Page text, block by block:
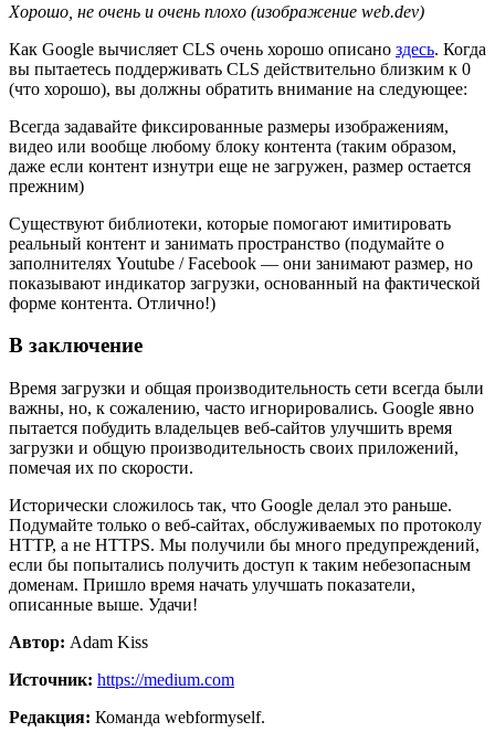
Хорошо, не очень и очень плохо (изображение web.dev)
Как Google вычисляет CLS очень хорошо описано здесь. Когда
вы пытаетесь поддерживать CLS действительно близким к 0
(что хорошо), вы должны обратить внимание на следующее:
Всегда задавайте фиксированные размеры изображениям,
видео или вообще любому блоку контента (таким образом,
даже если контент изнутри еще не загружен, размер остается
прежним)
Существуют библиотеки, которые помогают имитировать
реальный контент и занимать пространство (подумайте о
заполнителях Youtube / Facebook — они занимают размер, но
показывают индикатор загрузки, основанный на фактической
форме контента. Отлично!)
В заключение
Время загрузки и общая производительность сети всегда были
важны, но, к сожалению, часто игнорировались. Google явно
пытается побудить владельцев веб-сайтов улучшить время
загрузки и общую производительность своих приложений,
помечая их по скорости.
Исторически сложилось так, что Google делал это раньше.
Подумайте только о веб-сайтах, обслуживаемых по протоколу
HTTP, а не HTTPS. Мы получили бы много предупреждений,
если бы попытались получить доступ к таким небезопасным
доменам. Пришло время начать улучшать показатели,
описанные выше. Удачи!
Автор: Adam Kiss
Источник: https://medium.com
Редакция: Команда webformyself.